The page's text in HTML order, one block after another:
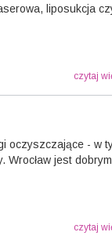
liposukcja
czytaj
oczyszczające - w
Wrocław jest
czytaj